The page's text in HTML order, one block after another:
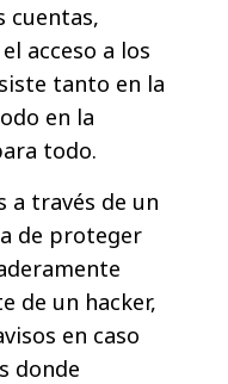
cuentas,
acceso a los
tanto en la
en la
todo.
a través de un
de proteger
de un hacker,
en caso
donde